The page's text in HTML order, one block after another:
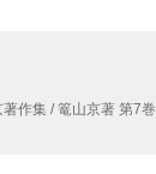
作集 / 篭山京著 第7巻